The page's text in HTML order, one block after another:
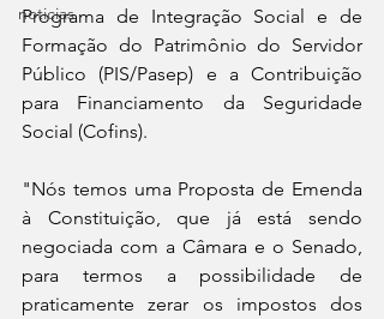
noticias
Programa de Integração Social e de
Formação do Patrimônio do Servidor
Público (PIS/Pasep) e a Contribuição
para Financiamento da Seguridade
Social (Cofins).
"Nós temos uma Proposta de Emenda
à Constituição, que já está sendo
negociada com a Câmara e o Senado,
para termos a possibilidade de
praticamente zerar os impostos dos